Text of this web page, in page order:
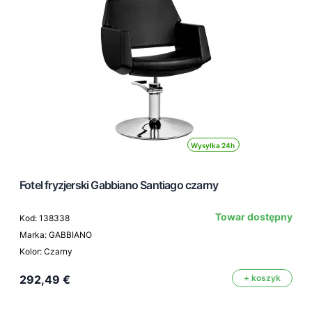
Wysyłka 24h
Fotel fryzjerski Gabbiano Santiago czarny
Kod: 138338
Marka: GABBIANO
Kolor: Czarny
Towar dostępny
292,49 € + koszyk